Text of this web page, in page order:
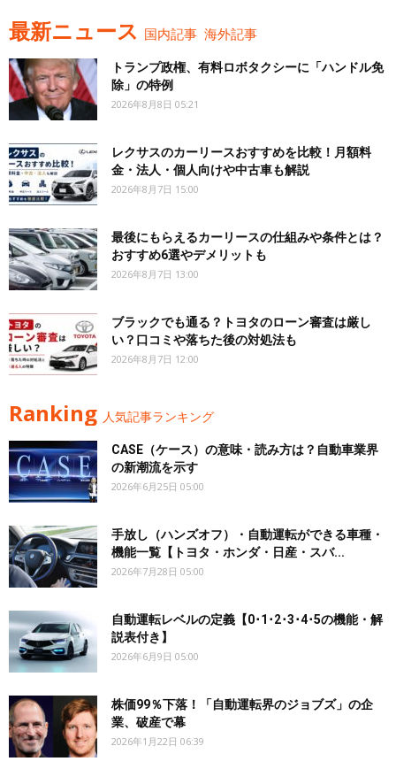
最新ニュース 国内記事 海外記事
トランプ政権、有料ロボタクシーに「ハンドル免
除」の特例
2026年8月8日 05:21
レクサスのカーリースおすすめを比較！月額料
金・法人・個人向けや中古車も解説
2026年8月7日 15:00
最後にもらえるカーリースの仕組みや条件とは？
おすすめ6選やデメリットも
2026年8月7日 13:00
ブラックでも通る？トヨタのローン審査は厳し
い？口コミや落ちた後の対処法も
2026年8月7日 12:00
Ranking 人気記事ランキング
CASE（ケース）の意味・読み方は？自動車業界
の新潮流を示す
2026年6月25日 05:00
手放し（ハンズオフ）・自動運転ができる車種・
機能一覧【トヨタ・ホンダ・日産・スバ...
2026年7月28日 05:00
自動運転レベルの定義【0･1･2･3･4･5の機能・解
説表付き】
2026年6月9日 05:00
株価99％下落！「自動運転界のジョブズ」の企
業、破産で幕
2026年1月22日 06:39